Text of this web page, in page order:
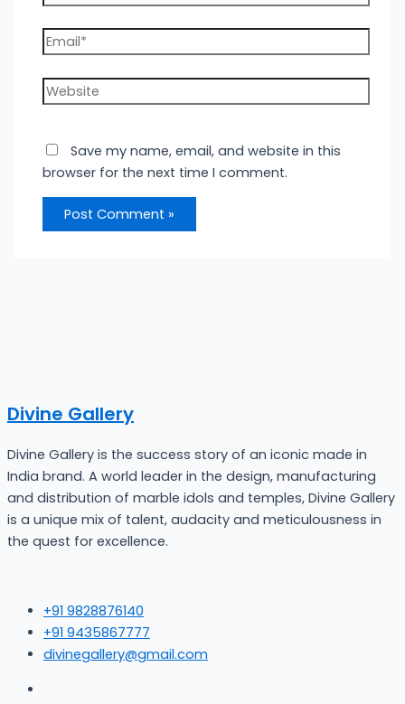
Email*
Website
Save my name, email, and website in this
browser for the next time I comment.
Divine Gallery
Divine Gallery is the success story of an iconic made in
India brand. A world leader in the design, manufacturing
and distribution of marble idols and temples, Divine Gallery
is a unique mix of talent, audacity and meticulousness in
the quest for excellence.
+91 9828876140
+91 9435867777
divinegallery@gmail.com